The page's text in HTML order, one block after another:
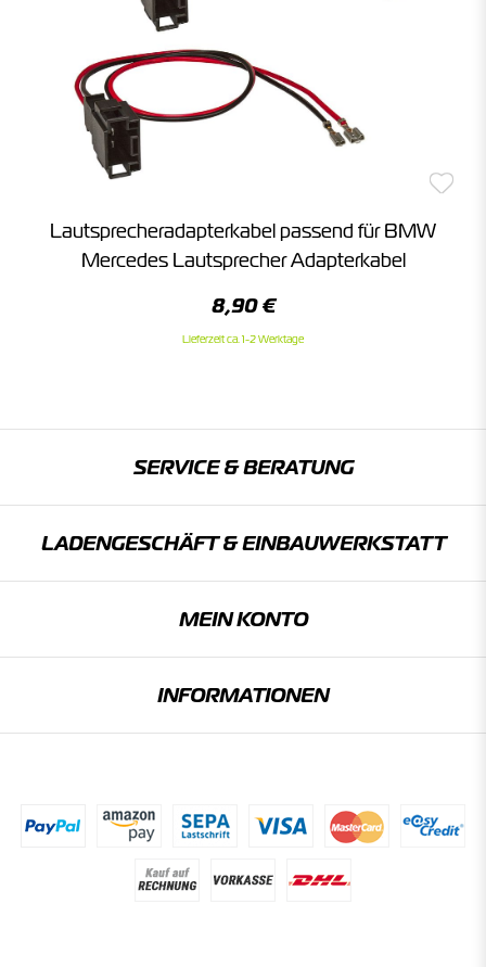
Lautsprecheradapterkabel passend für BMW
Mercedes Lautsprecher Adapterkabel
8,90 €
Lieferzeit ca. 1-2 Werktage
SERVICE & BERATUNG
LADENGESCHÄFT & EINBAU­WERKSTATT
MEIN KONTO
INFORMATIONEN